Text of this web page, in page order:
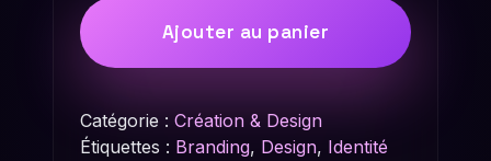
Ajouter au panier
Catégorie : Création & Design
Étiquettes : Branding, Design, Identité